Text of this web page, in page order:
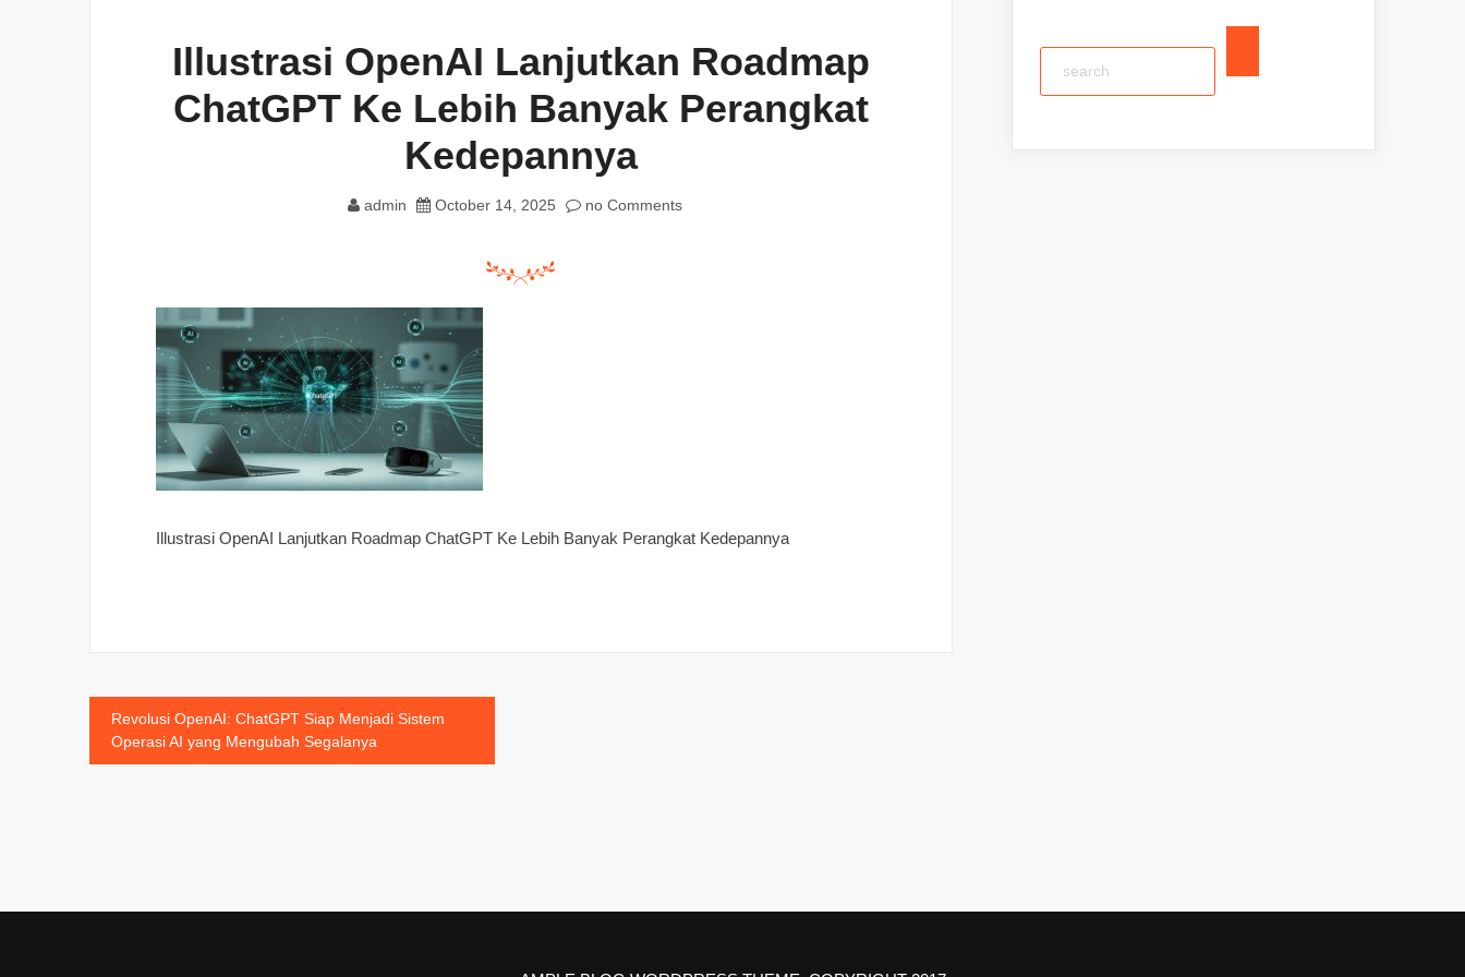
Illustrasi OpenAI Lanjutkan Roadmap
ChatGPT Ke Lebih Banyak Perangkat
Kedepannya
admin October 14, 2025 no Comments
Illustrasi OpenAI Lanjutkan Roadmap ChatGPT Ke Lebih Banyak Perangkat Kedepannya
Post
navigation
Revolusi OpenAI: ChatGPT Siap Menjadi Sistem
Operasi AI yang Mengubah Segalanya